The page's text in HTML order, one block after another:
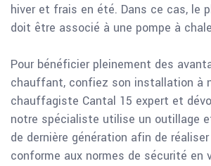
hiver et frais en été. Dans ce cas, le
doit être associé à une pompe à
Pour bénéficier pleinement des
chauffant, confiez son installation à
chauffagiste Cantal 15 expert et
notre spécialiste utilise un outillage
de dernière génération afin de
conforme aux normes de sécurité en